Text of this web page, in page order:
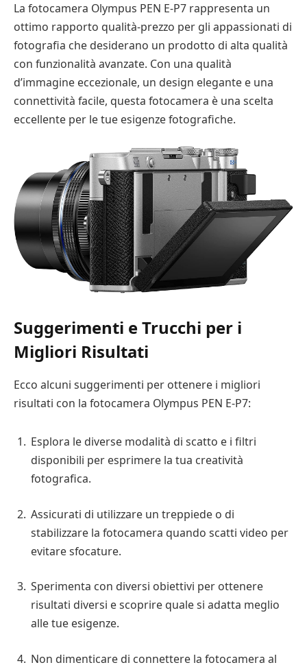
La fotocamera Olympus PEN E-P7 rappresenta un
ottimo rapporto qualità-prezzo per gli appassionati di
fotografia che desiderano un prodotto di alta qualità
con funzionalità avanzate. Con una qualità
d’immagine eccezionale, un design elegante e una
connettività facile, questa fotocamera è una scelta
eccellente per le tue esigenze fotografiche.
Suggerimenti e Trucchi per i
Migliori Risultati
Ecco alcuni suggerimenti per ottenere i migliori
risultati con la fotocamera Olympus PEN E-P7:
Esplora le diverse modalità di scatto e i filtri
disponibili per esprimere la tua creatività
fotografica.
Assicurati di utilizzare un treppiede o di
stabilizzare la fotocamera quando scatti video per
evitare sfocature.
Sperimenta con diversi obiettivi per ottenere
risultati diversi e scoprire quale si adatta meglio
alle tue esigenze.
Non dimenticare di connettere la fotocamera al